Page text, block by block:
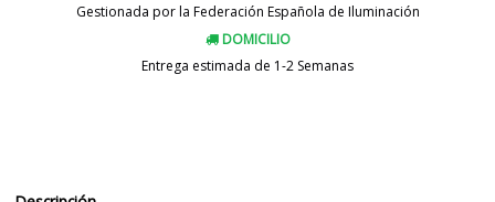
Gestionada por la Federación Española de Iluminación
DOMICILIO
Entrega estimada de 1-2 Semanas